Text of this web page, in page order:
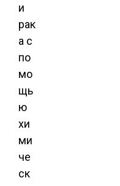
и
рак
а с
по
мо
щь
ю
хи
ми
че
ск